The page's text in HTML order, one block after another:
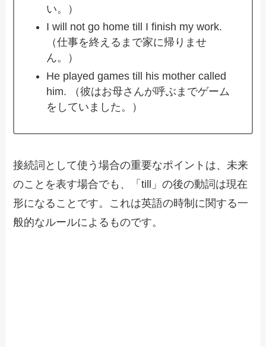
い。）
I will not go home till I finish my work.
（仕事を終えるまで家に帰りませ
ん。）
He played games till his mother called
him. （彼はお母さんが呼ぶまでゲーム
をしていました。）
接続詞として使う場合の重要なポイントは、未来
のことを表す場合でも、「till」の後の動詞は現在
形になることです。これは英語の時制に関する一
般的なルールによるものです。